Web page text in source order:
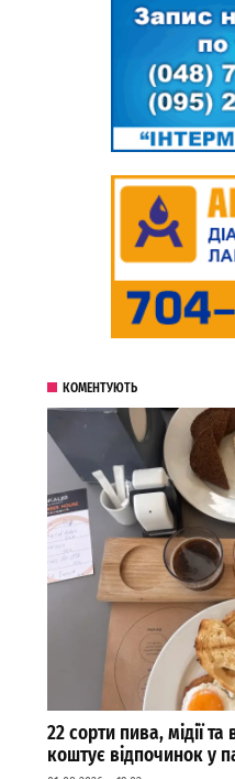
КОМЕНТУЮТЬ
22 сорти пива, мідії
коштує відпочинок у